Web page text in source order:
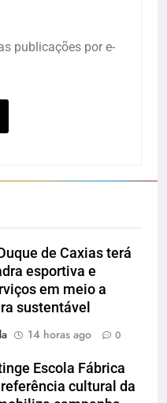
publicações por e-
de Caxias terá
esportiva e
em meio a
sustentável
14 horas ago 0
Escola Fábrica
cultural da